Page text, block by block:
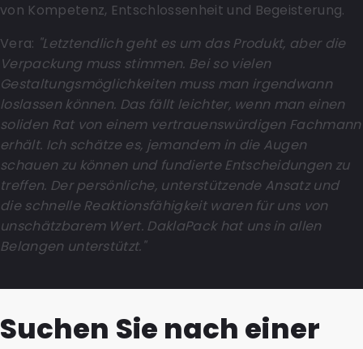
von Kompetenz, Entschlossenheit und Begeisterung.
Vera: "Letztendlich geht es um das Produkt, aber die
Verpackung muss stimmen. Bei so vielen
Gestaltungsmöglichkeiten muss man irgendwann
loslassen können. Das fällt leichter, wenn man einen
soliden Rat von einem vertrauenswürdigen Fachmann
erhält. Ich schätze es, jemandem in die Augen
schauen zu können und fundierte Entscheidungen zu
treffen. Der persönliche, unterstützende Ansatz und
die schnelle Reaktionsfähigkeit waren für uns von
unschätzbarem Wert. DaklaPack hat uns in allen
Belangen unterstützt."
Suchen Sie nach einer